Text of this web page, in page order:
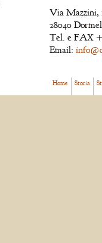
Via Mazzini,
28040
Tel. e FAX
Email:
Home Storia